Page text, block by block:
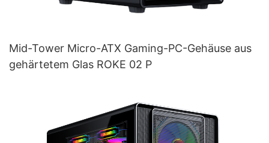
Mid-Tower Micro-ATX Gaming-PC-Gehäuse aus
gehärtetem Glas ROKE 02 P